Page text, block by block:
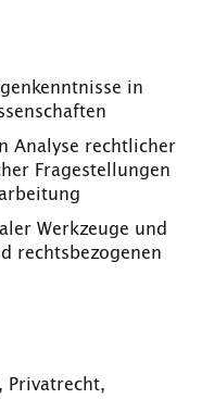
in
Analyse rechtlicher
Fragestellungen
Werkzeuge und
rechtsbezogenen
Privatrecht,